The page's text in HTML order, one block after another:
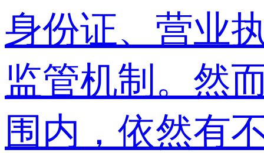
身份证、营业
监管机制。然
围内，依然有